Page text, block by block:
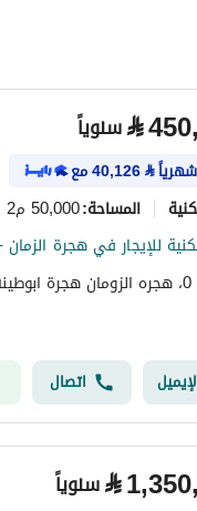
⃁سنوياً
⃁
40,126مع
المساحة:50,000 م2
للإيجار في هجرة
اتصال
⃁سنوياً